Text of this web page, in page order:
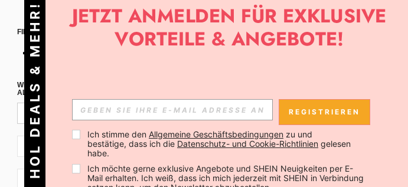
FINDEN SIE UNS AUF APP
WENN DU DICH FÜR UNSEREN NEWSLETTER ANMELDEST, KANNST DU DIE NEUESTEN TRENDS VOR
ALLEN ANDEREN ERFAHREN (DU KANNST DICH JEDERZEIT ABMELDEN).
Abonnieren
CH + 41 Abonnieren
CH + 41 Abonnieren
HOL DEALS & MEHR! REGISTRIEREN
Ich stimme den Allgemeine Geschäftsbedingungen zu und
bestätige, dass ich die Datenschutz- und Cookie-Richtlinien gelesen
habe.
Ich möchte gerne exklusive Angebote und SHEIN Neuigkeiten per E-
Mail erhalten. Ich weiß, dass ich mich jederzeit mit SHEIN in Verbindung